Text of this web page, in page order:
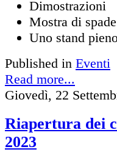
Dimostrazioni
Mostra di
Uno stand
Published in Eventi
Read more...
Giovedì, 22
Riapertura dei
2023